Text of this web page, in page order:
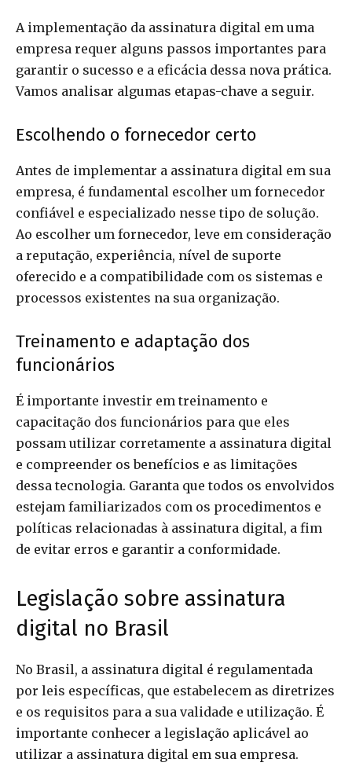
A implementação da assinatura digital em uma
empresa requer alguns passos importantes para
garantir o sucesso e a eficácia dessa nova prática.
Vamos analisar algumas etapas-chave a seguir.
Escolhendo o fornecedor certo
Antes de implementar a assinatura digital em sua
empresa, é fundamental escolher um fornecedor
confiável e especializado nesse tipo de solução.
Ao escolher um fornecedor, leve em consideração
a reputação, experiência, nível de suporte
oferecido e a compatibilidade com os sistemas e
processos existentes na sua organização.
Treinamento e adaptação dos
funcionários
É importante investir em treinamento e
capacitação dos funcionários para que eles
possam utilizar corretamente a assinatura digital
e compreender os benefícios e as limitações
dessa tecnologia. Garanta que todos os envolvidos
estejam familiarizados com os procedimentos e
políticas relacionadas à assinatura digital, a fim
de evitar erros e garantir a conformidade.
Legislação sobre assinatura
digital no Brasil
No Brasil, a assinatura digital é regulamentada
por leis específicas, que estabelecem as diretrizes
e os requisitos para a sua validade e utilização. É
importante conhecer a legislação aplicável ao
utilizar a assinatura digital em sua empresa.